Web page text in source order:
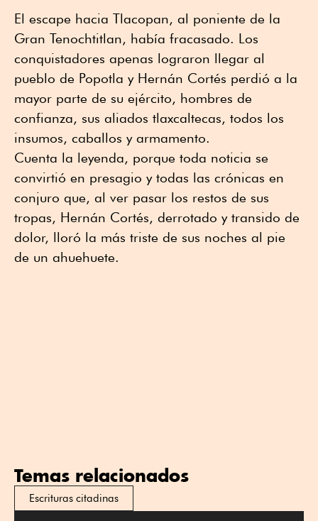
El escape hacia Tlacopan, al poniente de la
Gran Tenochtitlan, había fracasado. Los
conquistadores apenas lograron llegar al
pueblo de Popotla y Hernán Cortés perdió a la
mayor parte de su ejército, hombres de
confianza, sus aliados tlaxcaltecas, todos los
insumos, caballos y armamento.
Cuenta la leyenda, porque toda noticia se
convirtió en presagio y todas las crónicas en
conjuro que, al ver pasar los restos de sus
tropas, Hernán Cortés, derrotado y transido de
dolor, lloró la más triste de sus noches al pie
de un ahuehuete.
Temas relacionados
Escrituras citadinas